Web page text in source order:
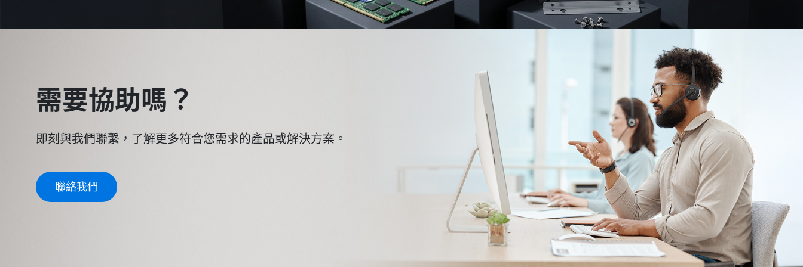
需要協助嗎？
即刻與我們聯繫，了解更多符合您需求的產品或解決方案。
聯絡我們